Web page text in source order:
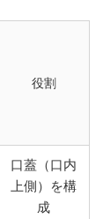
役割
口蓋（口内
上側）を構
成